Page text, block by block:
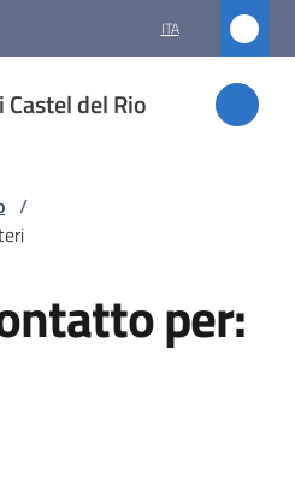
ITA
del Rio
/
per: